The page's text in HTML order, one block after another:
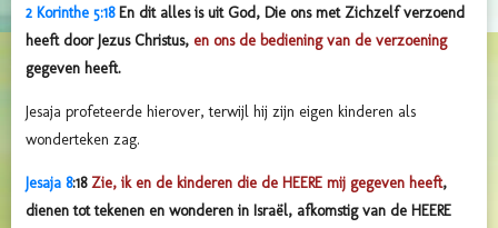
2 Korinthe 5:18En dit alles is uit God, Die ons met Zichzelf verzoend
heeft door Jezus Christus, en ons de bediening van de verzoening
gegeven heeft.
Jesaja profeteerde hierover, terwijl hij zijn eigen kinderen als
wonderteken zag.
Jesaja 8:18Zie, ik en de kinderen die de HEERE mij gegeven heeft,
dienen tot tekenen en wonderen in Israël, afkomstig van de HEERE